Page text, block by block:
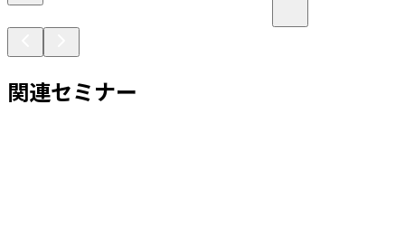
関連セミナー